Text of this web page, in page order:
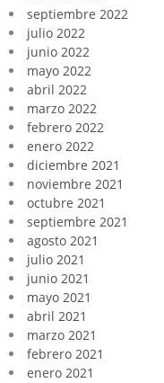
septiembre 2022
julio 2022
junio 2022
mayo 2022
abril 2022
marzo 2022
febrero 2022
enero 2022
diciembre 2021
noviembre 2021
octubre 2021
septiembre 2021
agosto 2021
julio 2021
junio 2021
mayo 2021
abril 2021
marzo 2021
febrero 2021
enero 2021